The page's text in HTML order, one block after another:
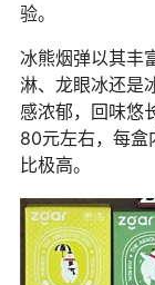
验。
冰熊烟弹以其丰
淋、龙眼冰还是
感浓郁，回味悠
80元左右，每盒
比极高。